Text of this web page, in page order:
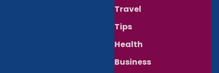
Travel
Tips
Health
Business